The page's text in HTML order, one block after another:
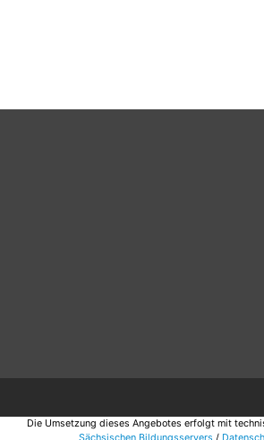
Die Umsetzung dieses Angebotes erfolgt mit